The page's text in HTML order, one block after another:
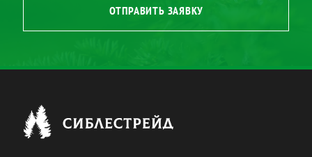
ОТПРАВИТЬ ЗАЯВКУ